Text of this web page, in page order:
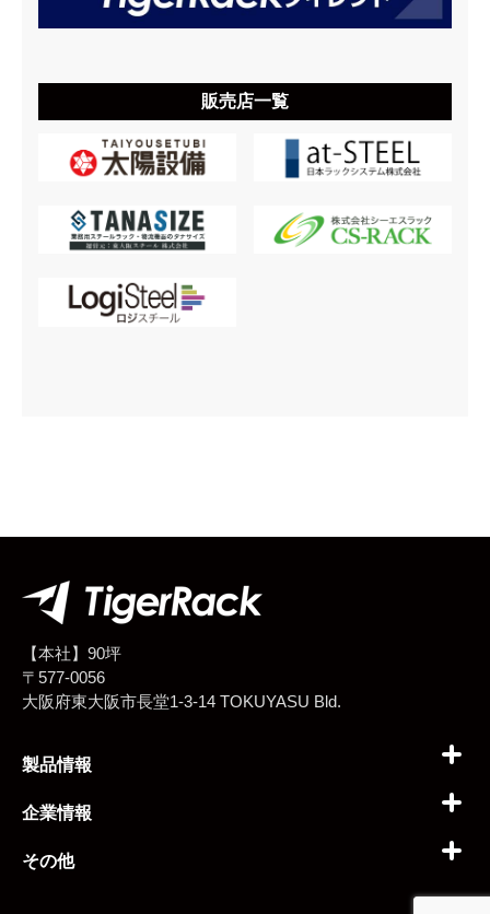
販売店一覧
【本社】90坪
〒577-0056
大阪府東大阪市長堂1-3-14 TOKUYASU Bld.
製品情報
企業情報
その他